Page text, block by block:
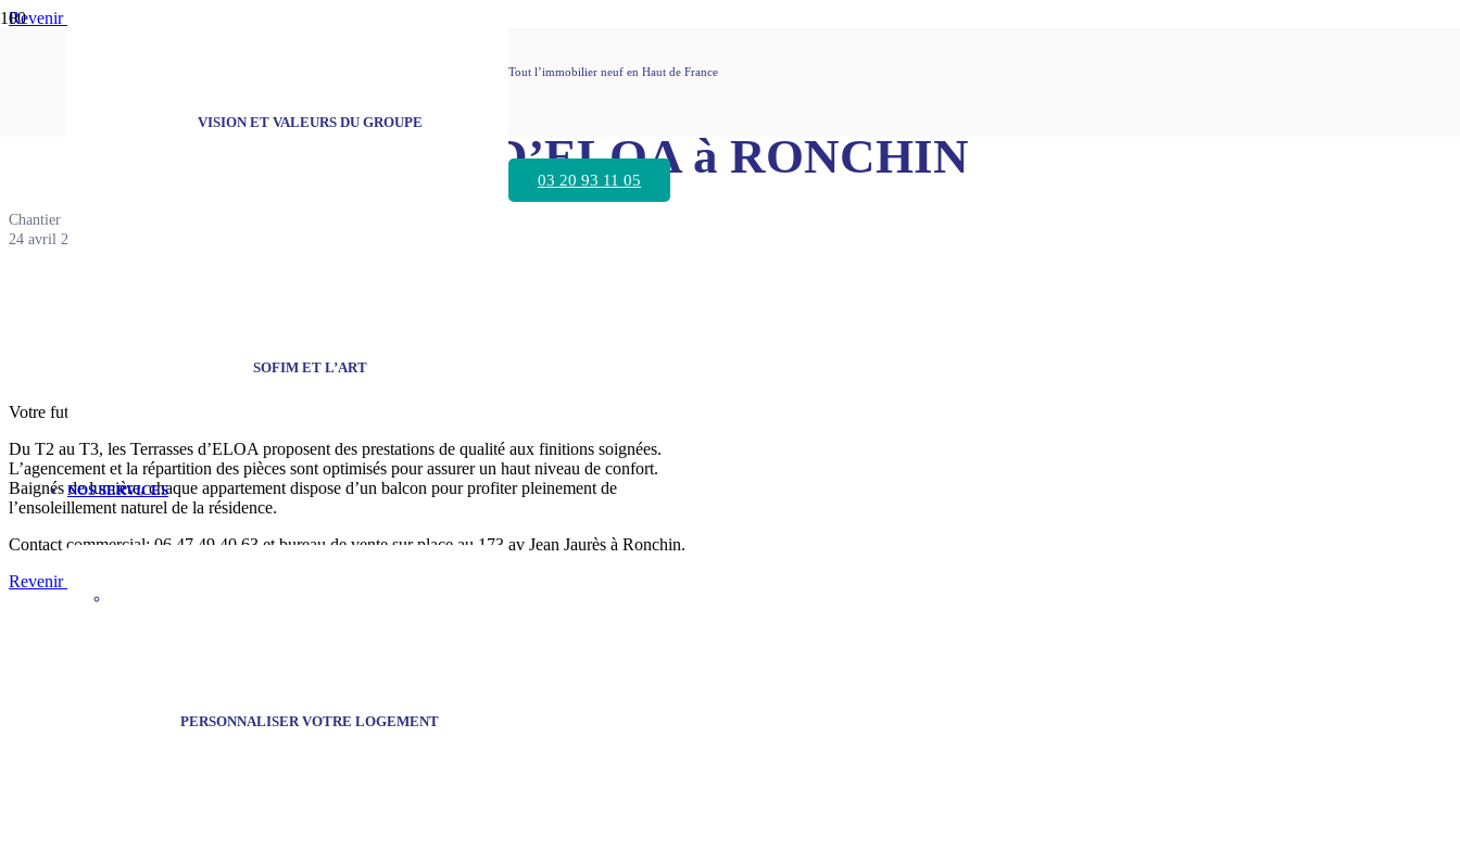
VISION ET VALEURS DU GROUPE
SOFIM ET L’ART
NOS SERVICES
PERSONNALISER VOTRE LOGEMENT
Tout l’immobilier neuf en Haut de France
03 20 93 11 05
Revenir aux actualités
D’ELOA à RONCHIN
Chantier
24 avril 2020
Votre futur appartement au coeur de Ronchin et à 5mn de Lille !
Du T2 au T3, les Terrasses d’ELOA proposent des prestations de qualité aux finitions soignées.
L’agencement et la répartition des pièces sont optimisés pour assurer un haut niveau de confort.
Baignés de lumière, chaque appartement dispose d’un balcon pour profiter pleinement de
l’ensoleillement naturel de la résidence.
Contact commercial: 06 47 49 40 63 et bureau de vente sur place au 173 av Jean Jaurès à Ronchin.
Revenir aux actualités